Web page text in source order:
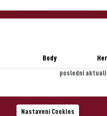
Body Her
poslední
Nastavení Cookies